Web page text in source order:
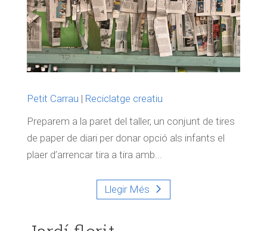
Petit Carrau | Reciclatge creatiu
Preparem a la paret del taller, un conjunt de tires
de paper de diari per donar opció als infants el
plaer d’arrencar tira a tira amb...
Llegir Més